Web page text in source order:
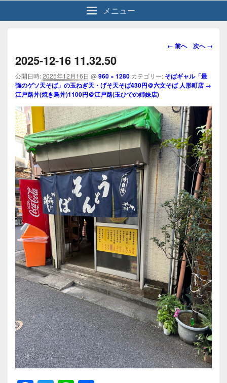
メニュー
画
ビ
ゲ
シ
ョ
ン
← 前へ 次へ →
2025-12-16 11.32.50
公開日時:2025年12月16日 @960 × 1280 カテゴリー: そばギャル「最
強のゲソ天そば」の玉ねぎ天・げそ天そば430円＠六文そば 人形町店 →
江戸路丼(焼き鳥丼)1100円＠江戸路(玉ひでの姉妹店)